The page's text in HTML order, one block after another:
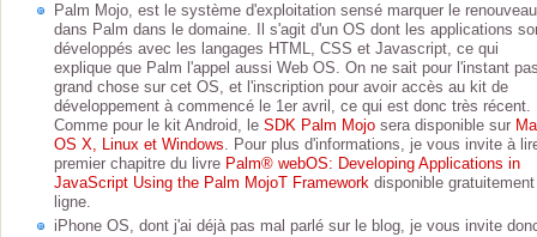
Palm Mojo, est le système d'exploitation sensé marquer le renouveau
dans Palm dans le domaine. Il s'agit d'un OS dont les applications
développés avec les langages HTML, CSS et Javascript, ce qui
explique que Palm l'appel aussi Web OS. On ne sait pour l'instant
grand chose sur cet OS, et l'inscription pour avoir accès au kit de
développement à commencé le 1er avril, ce qui est donc très récent.
Comme pour le kit Android, le SDK Palm Mojo sera disponible sur
OS X, Linux et Windows. Pour plus d'informations, je vous invite à
premier chapitre du livre Palm® webOS: Developing Applications in
JavaScript Using the Palm MojoT Framework disponible
ligne.
iPhone OS, dont j'ai déjà pas mal parlé sur le blog, je vous invite